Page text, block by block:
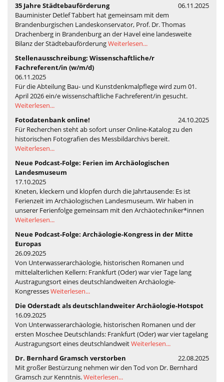
35 Jahre Städtebauförderung
06.11.2025
Bauminister Detlef Tabbert hat gemeinsam mit dem
Brandenburgischen Landeskonservator, Prof. Dr. Thomas
Drachenberg in Brandenburg an der Havel eine landesweite
Bilanz der StädtebauförderungWeiterlesen...
Stellenausschreibung: Wissenschaftliche/r
Fachreferent/in (w/m/d)
06.11.2025
Für die Abteilung Bau- und Kunstdenkmalpflege wird zum 01.
April 2026 ein/e wissenschaftliche Fachreferent/in gesucht.
Weiterlesen...
Fotodatenbank online!
24.10.2025
Für Recherchen steht ab sofort unser Online-Katalog zu den
historischen Fotografien des Messbildarchivs bereit.
Weiterlesen...
Neue Podcast-Folge: Ferien im Archäologischen
Landesmuseum
17.10.2025
Kneten, kleckern und klopfen durch die Jahrtausende: Es ist
Ferienzeit im Archäologischen Landesmuseum. Wir haben in
unserer Ferienfolge gemeinsam mit den Archäotechniker*innen
Weiterlesen...
Neue Podcast-Folge: Archäologie-Kongress in der Mitte
Europas
26.09.2025
Von Unterwasserarchäologie, historischen Romanen und
mittelalterlichen Kellern: Frankfurt (Oder) war vier Tage lang
Austragungsort eines deutschlandweiten Archäologie-
KongressesWeiterlesen...
Die Oderstadt als deutschlandweiter Archäologie-Hotspot
16.09.2025
Von Unterwasserarchäologie, historischen Romanen und der
ersten Moschee Deutschlands: Frankfurt (Oder) war vier tagelang
Austragungsort eines deutschlandweitWeiterlesen...
Dr. Bernhard Gramsch verstorben
22.08.2025
Mit großer Bestürzung nehmen wir den Tod von Dr. Bernhard
Gramsch zur Kenntnis.Weiterlesen...